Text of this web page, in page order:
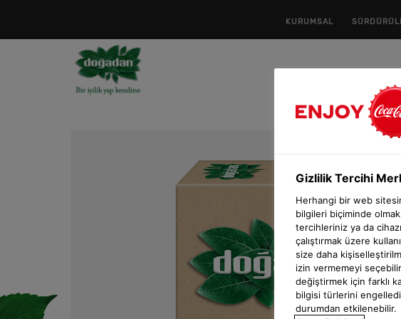
KURUMSAL
Gizlilik Tercihi
Herhangi bir web
bilgileri biçiminde
tercihleriniz ya da
çalıştırmak üzere
size daha
izin vermemeyi
değiştirmek için farklı
bilgisi türlerini
durumdan etkilenebilir.